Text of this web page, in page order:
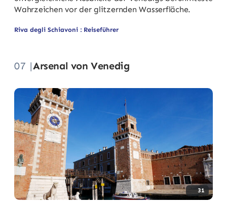
Wahrzeichen vor der glitzernden Wasserfläche.
Riva degli Schiavoni : Reiseführer
07 |Arsenal von Venedig
31